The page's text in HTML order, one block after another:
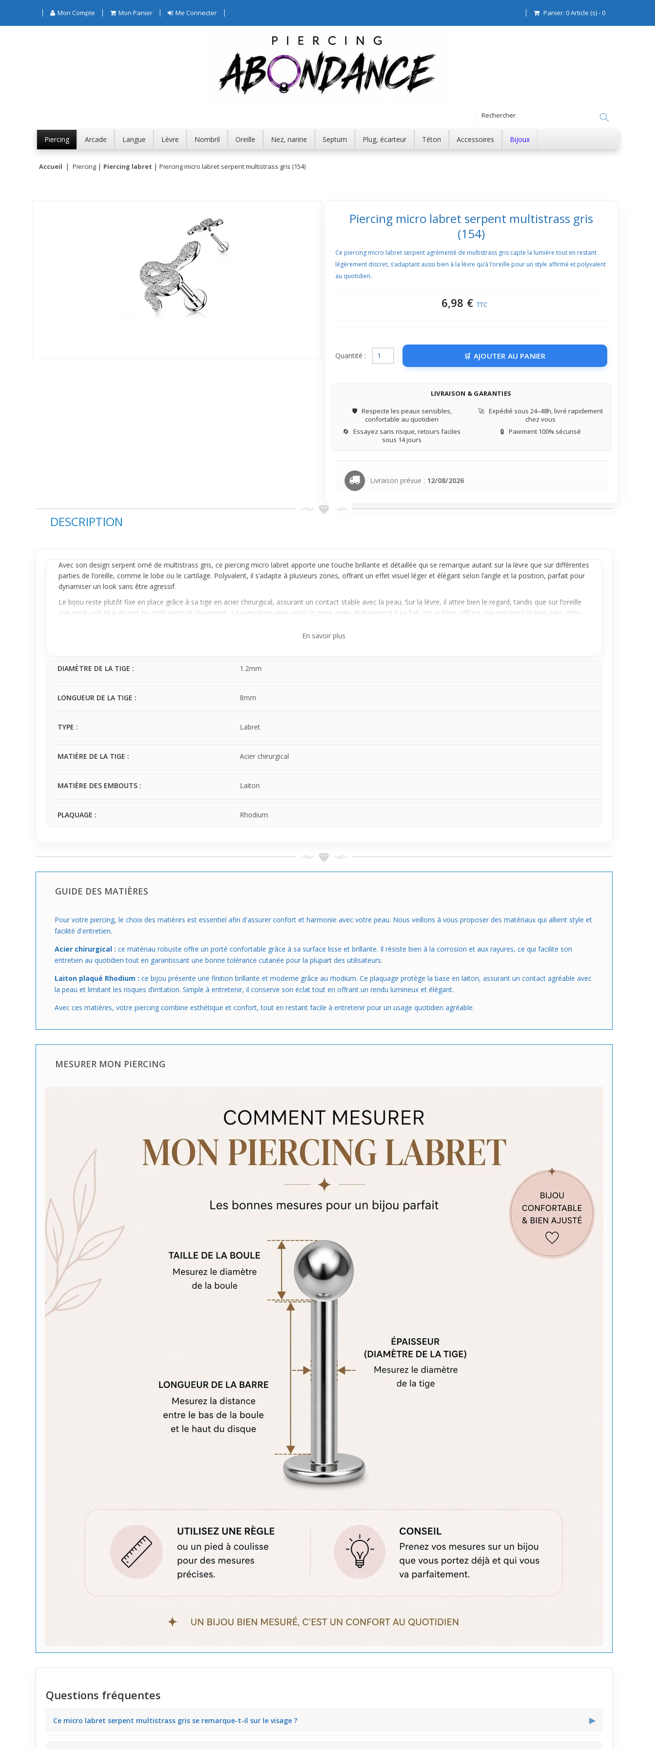
Mon Compte Mon Panier Me Connecter Panier: 0Article (s)-0
Piercing Arcade Langue Lèvre Nombril Oreille Nez, narine Septum Plug, écarteur Téton Accessoires Bijoux
Accueil Piercing Piercing labret Piercing micro labret serpent multistrass gris (154)
Piercing micro labret serpent multistrass gris
(154)
Ce piercing micro labret serpent agrémenté de multistrass gris capte la lumière tout en restant
légèrement discret, s’adaptant aussi bien à la lèvre qu’à l’oreille pour un style affirmé et polyvalent
au quotidien.
6,98 € TTC
Quantité : AJOUTER AU PANIER
LIVRAISON & GARANTIES
🛡️ Respecte les peaux sensibles,
confortable au quotidien
🚀 Expédié sous 24–48h, livré rapidement
chez vous
🔄 Essayez sans risque, retours faciles
sous 14 jours
🔒 Paiement 100% sécurisé
Livraison prévue : 12/08/2026
DESCRIPTION
Avec son design serpent orné de multistrass gris, ce piercingmicro labretapporte une touche brillante et détaillée qui se remarque autant sur la lèvre que sur différentes
parties de l’oreille, comme le lobe ou le cartilage. Polyvalent, il s’adapte à plusieurs zones, offrant un effet visuel léger et élégant selon l’angle et la position, parfait pour
dynamiser un look sans être agressif.
Le bijou reste plutôt fixe en place grâce à sa tige en acier chirurgical, assurant un contact stable avec la peau. Sur la lèvre, il attire bien le regard, tandis que sur l’oreille
son rendu est plus discret ou stylé selon le placement. La sensation varie selon la zone, mais globalement il se fait vite oublier, offrant une présence légère sans gêne
Adapté au quotidien comme aux occasions où tu souhaites marquer ton style, celabretserpent à multistrass est un choix pratique pour ajouter un détail original à ta
En savoir plus
DIAMÈTRE DE LA TIGE : 1.2mm
LONGUEUR DE LA TIGE : 8mm
TYPE : Labret
MATIÈRE DE LA TIGE : Acier chirurgical
MATIÈRE DES EMBOUTS : Laiton
PLAQUAGE : Rhodium
GUIDE DES MATIÈRES
Pour votre piercing, le choix des matières est essentiel afin d'assurer confort et harmonie avec votre peau. Nous veillons à vous proposer des matériaux qui allient style et
facilité d'entretien.
Acier chirurgical : ce matériau robuste offre un porté confortable grâce à sa surface lisse et brillante. Il résiste bien à la corrosion et aux rayures, ce qui facilite son
entretien au quotidien tout en garantissant une bonne tolérance cutanée pour la plupart des utilisateurs.
Laiton plaqué Rhodium : ce bijou présente une finition brillante et moderne grâce au rhodium. Ce plaquage protège la base en laiton, assurant un contact agréable avec
la peau et limitant les risques d’irritation. Simple à entretenir, il conserve son éclat tout en offrant un rendu lumineux et élégant.
Avec ces matières, votre piercing combine esthétique et confort, tout en restant facile à entretenir pour un usage quotidien agréable.
MESURER MON PIERCING
Questions fréquentes
Ce micro labret serpent multistrass gris se remarque-t-il sur le visage ? ▶